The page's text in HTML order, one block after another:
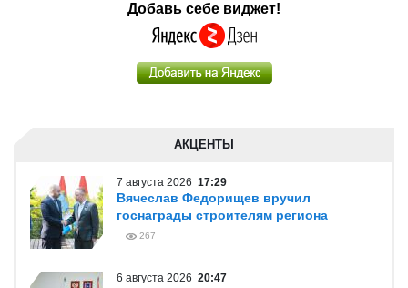
Добавь себе виджет!
АКЦЕНТЫ
7 августа 2026 17:29
Вячеслав Федорищев вручил
госнаграды строителям региона
267
6 августа 2026 20:47